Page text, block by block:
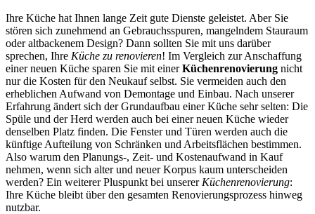
Ihre Küche hat Ihnen lange Zeit gute Dienste geleistet. Aber Sie
stören sich zunehmend an Gebrauchsspuren, mangelndem Stauraum
oder altbackenem Design? Dann sollten Sie mit uns darüber
sprechen, Ihre Küche zu renovieren! Im Vergleich zur Anschaffung
einer neuen Küche sparen Sie mit einerKüchenrenovierung nicht
nur die Kosten für den Neukauf selbst. Sie vermeiden auch den
erheblichen Aufwand von Demontage und Einbau. Nach unserer
Erfahrung ändert sich der Grundaufbau einer Küche sehr selten: Die
Spüle und der Herd werden auch bei einer neuen Küche wieder
denselben Platz finden. Die Fenster und Türen werden auch die
künftige Aufteilung von Schränken und Arbeitsflächen bestimmen.
Also warum den Planungs-, Zeit- und Kostenaufwand in Kauf
nehmen, wenn sich alter und neuer Korpus kaum unterscheiden
werden? Ein weiterer Pluspunkt bei unserer Küchenrenovierung:
Ihre Küche bleibt über den gesamten Renovierungsprozess hinweg
nutzbar.